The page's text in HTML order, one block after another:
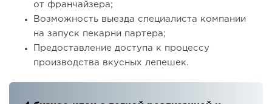
от франчайзера;
Возможность выезда специалиста компании
на запуск пекарни партера;
Предоставление доступа к процессу
производства вкусных лепешек.